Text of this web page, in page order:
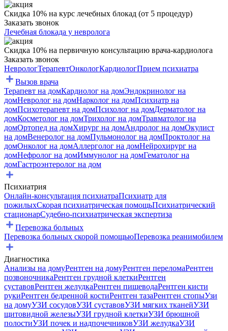
Скидка 10% на курс лечебных блокад (от 5 процедур)
Заказать звонок
Лечебная блокада у невролога
Скидка 10% на первичную консультацию врача-кардиолога
Заказать звонок
НеврологТерапевтОнкологКардиологПрием психиатра
Вызов врача
Терапевт на домКардиолог на домЭндокринолог на
домНевролог на домНарколог на домПсихиатр на
домПсихотерапевт на домПсихолог на домДерматолог на
домКосметолог на домТрихолог на домТравматолог на
домОртопед на домХирург на домАндролог на домОкулист
на домВенеролог на домПульмонолог на домПроктолог на
домОнколог на домАллерголог на домНейрохирург на
домНефролог на домИммунолог на домГематолог на
домГастроэнтеролог на дом
Психиатрия
Онлайн-консультация психиатраПсихиатр для
пожилыхСкорая психиатрическая помощьПсихиатрический
стационарСудебно-психиатрическая экспертиза
Перевозка больных
Перевозка больных скорой помощьюПеревозка реанимобилем
Диагностика
Анализы на домуРентген на домуРентген переломаРентген
позвоночникаРентген грудной клеткиРентген
суставовРентген желудкаРентген пищеводаРентген кисти
рукиРентген бедренной костиРентген тазаРентген стопыУзи
на домуУЗИ сосудовУЗИ суставовУЗИ мягких тканейУЗИ
щитовидной железыУЗИ грудной клеткиУЗИ брюшной
полостиУЗИ почек и надпочечниковУЗИ желудкаУЗИ